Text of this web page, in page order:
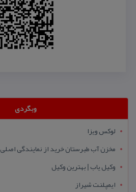
وبگردی
لوکس ویزا
مخزن آب طبرستان خرید از نمایندگی اصلی
وکیل یاب | بهترین وکیل
ایمپلنت شیراز